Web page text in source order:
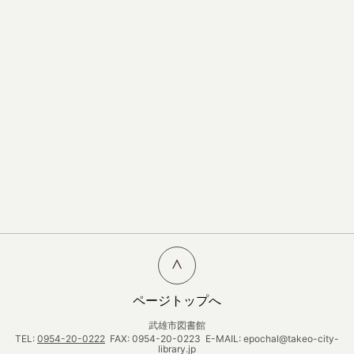
ページトップへ
武雄市図書館
TEL: 0954-20-0222 FAX: 0954-20-0223 E-MAIL: epochal@takeo-city-
library.jp